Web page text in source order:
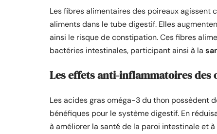
Les fibres alimentaires des poireaux agissent
aliments dans le tube digestif. Elles
ainsi le risque de constipation. Ces fibres
bactéries intestinales, participant ainsi à la
Les effets anti-inflammatoires des
Les acides gras oméga-3 du thon possèdent
bénéfiques pour le système digestif. En
à améliorer la santé de la paroi intestinale et